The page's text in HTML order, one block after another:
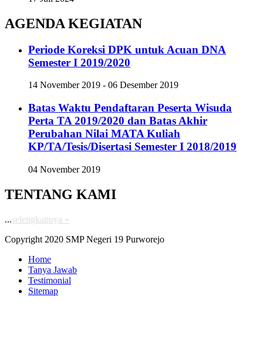
AGENDA KEGIATAN
Periode Koreksi DPK untuk Acuan DNA
Semester I 2019/2020
14 November 2019 - 06 Desember 2019
Batas Waktu Pendaftaran Peserta Wisuda
Perta TA 2019/2020 dan Batas Akhir
Perubahan Nilai MATA Kuliah
KP/TA/Tesis/Disertasi Semester I 2018/2019
04 November 2019
TENTANG KAMI
...selengkapnya »
Copyright 2020 SMP Negeri 19 Purworejo
Home
Tanya Jawab
Testimonial
Sitemap